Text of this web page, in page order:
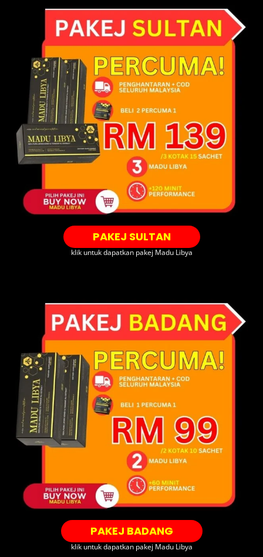
PAKEJ SULTAN
klik untuk dapatkan pakej Madu Libya
PAKEJ BADANG
klik untuk dapatkan pakej Madu Libya